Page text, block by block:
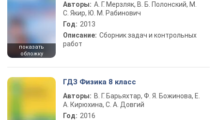
показать
обложку
Авторы: А. Г. Мерзляк, В. Б. Полонский, М.
С. Якир, Ю. М. Рабинович
Год: 2013
Описание: Сборник задач и контрольных
работ
ГДЗ Физика 8 класс
Авторы: В. Г. Барьяхтар, Ф. Я. Божинова, Е.
А. Кирюхина, С. А. Довгий
Год: 2016